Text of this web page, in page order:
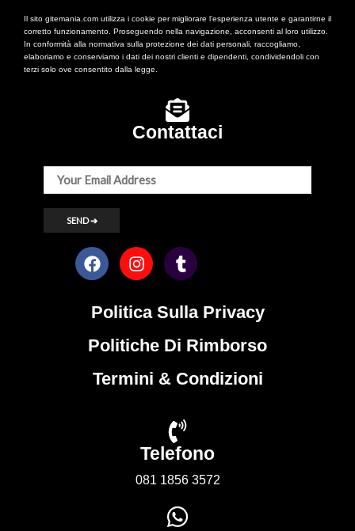
Il sito gitemania.com utilizza i cookie per migliorare l’esperienza utente e garantirne il
corretto funzionamento. Proseguendo nella navigazione, acconsenti al loro utilizzo.
In conformità alla normativa sulla protezione dei dati personali, raccogliamo,
elaboriamo e conserviamo i dati dei nostri clienti e dipendenti, condividendoli con
terzi solo ove consentito dalla legge.
Contattaci
Politica Sulla Privacy
Politiche Di Rimborso
Termini & Condizioni
Telefono
081 1856 3572